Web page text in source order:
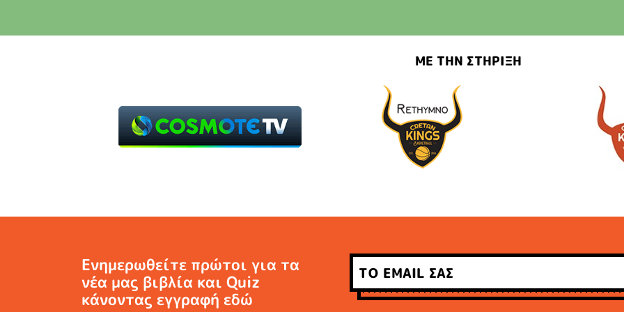
ΜΕ ΤΗΝ ΣΤΗΡΙΞΗ
Ενημερωθείτε πρώτοι για τα
νέα μας βιβλία και Quiz
κάνοντας εγγραφή εδώ